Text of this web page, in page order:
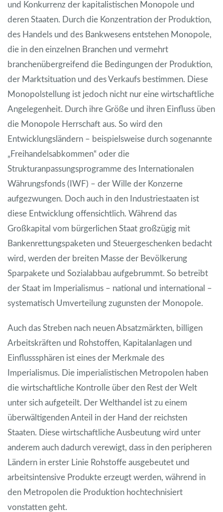
und Konkurrenz der kapitalistischen Monopole und
deren Staaten. Durch die Konzentration der Produktion,
des Handels und des Bankwesens entstehen Monopole,
die in den einzelnen Branchen und vermehrt
branchenübergreifend die Bedingungen der Produktion,
der Marktsituation und des Verkaufs bestimmen. Diese
Monopolstellung ist jedoch nicht nur eine wirtschaftliche
Angelegenheit. Durch ihre Größe und ihren Einfluss üben
die Monopole Herrschaft aus. So wird den
Entwicklungsländern – beispielsweise durch sogenannte
„Freihandelsabkommen“ oder die
Strukturanpassungsprogramme des Internationalen
Währungsfonds (IWF) – der Wille der Konzerne
aufgezwungen. Doch auch in den Industriestaaten ist
diese Entwicklung offensichtlich. Während das
Großkapital vom bürgerlichen Staat großzügig mit
Bankenrettungspaketen und Steuergeschenken bedacht
wird, werden der breiten Masse der Bevölkerung
Sparpakete und Sozialabbau aufgebrummt. So betreibt
der Staat im Imperialismus – national und international –
systematisch Umverteilung zugunsten der Monopole.
Auch das Streben nach neuen Absatzmärkten, billigen
Arbeitskräften und Rohstoffen, Kapitalanlagen und
Einflusssphären ist eines der Merkmale des
Imperialismus. Die imperialistischen Metropolen haben
die wirtschaftliche Kontrolle über den Rest der Welt
unter sich aufgeteilt. Der Welthandel ist zu einem
überwältigenden Anteil in der Hand der reichsten
Staaten. Diese wirtschaftliche Ausbeutung wird unter
anderem auch dadurch verewigt, dass in den peripheren
Ländern in erster Linie Rohstoffe ausgebeutet und
arbeitsintensive Produkte erzeugt werden, während in
den Metropolen die Produktion hochtechnisiert
vonstatten geht.